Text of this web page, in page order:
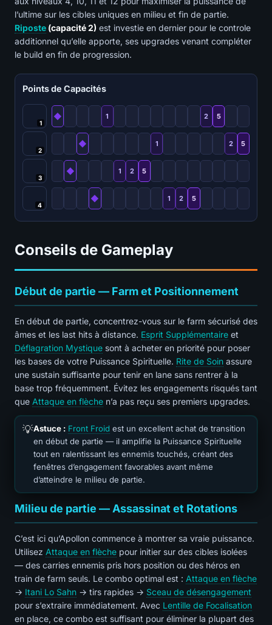
l’ultime sur les cibles uniques en milieu et fin de partie.
Riposte (capacité 2) est investie en dernier pour le controle
additionnel qu’elle apporte, ses upgrades venant compléter
le build en fin de progression.
Points de Capacités
1
◆ 1 2 5
2
◆ 1 2 5
3
◆ 1 2 5
4
◆ 1 2 5
Conseils de Gameplay
Début de partie — Farm et Positionnement
En début de partie, concentrez-vous sur le farm sécurisé des
âmes et les last hits à distance. Esprit Supplémentaire et
Déflagration Mystique sont à acheter en priorité pour poser
les bases de votre Puissance Spirituelle. Rite de Soin assure
une sustain suffisante pour tenir en lane sans rentrer à la
base trop fréquemment. Évitez les engagements risqués tant
que Attaque en flèche n’a pas reçu ses premiers upgrades.
💡Astuce : Front Froid est un excellent achat de transition
en début de partie — il amplifie la Puissance Spirituelle
tout en ralentissant les ennemis touchés, créant des
fenêtres d’engagement favorables avant même
d’atteindre le milieu de partie.
Milieu de partie — Assassinat et Rotations
C’est ici qu’Apollon commence à montrer sa vraie puissance.
Utilisez Attaque en flèche pour initier sur des cibles isolées
— des carries ennemis pris hors position ou des héros en
train de farm seuls. Le combo optimal est : Attaque en flèche
→ Itani Lo Sahn → tirs rapides → Sceau de désengagement
pour s’extraire immédiatement. Avec Lentille de Focalisation
en place, ce combo est suffisant pour éliminer la plupart des